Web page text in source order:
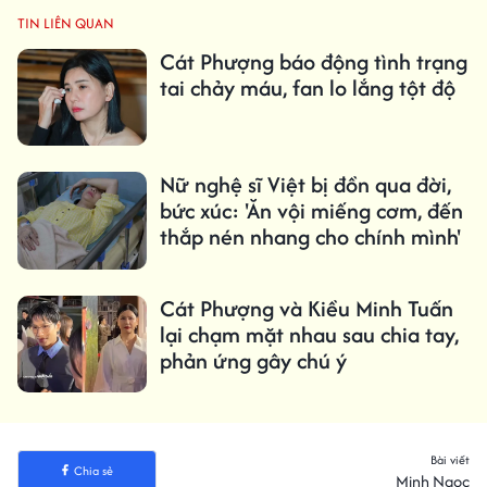
TIN LIÊN QUAN
Cát Phượng báo động tình trạng
tai chảy máu, fan lo lắng tột độ
Nữ nghệ sĩ Việt bị đồn qua đời,
bức xúc: 'Ăn vội miếng cơm, đến
thắp nén nhang cho chính mình'
Cát Phượng và Kiều Minh Tuấn
lại chạm mặt nhau sau chia tay,
phản ứng gây chú ý
Chia sẻ
Bài viết
Minh Ngọc